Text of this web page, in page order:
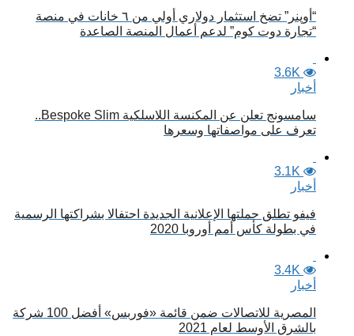
“أوپنر” تضخ استثمار دولاري أولي من ٦ خانات في منصة
“تجارة دوت كوم” لدعم أعمال المنصة الصاعدة
3.6K
أخبار
سامسونج تعلن عن المكنسة اللاسلكية Bespoke Slim..
تعرف على مواصفاتها وسعرها
3.1K
أخبار
فيفو تطلق حملتها الإعلانية الجديدة احتفالا بشراكتها الرسمية
في بطولة كأس أمم أوروبا 2020
3.4K
أخبار
المصرية للاتصالات ضمن قائمة «فوربس» أفضل 100 شركة
بالشرق الأوسط لعام 2021